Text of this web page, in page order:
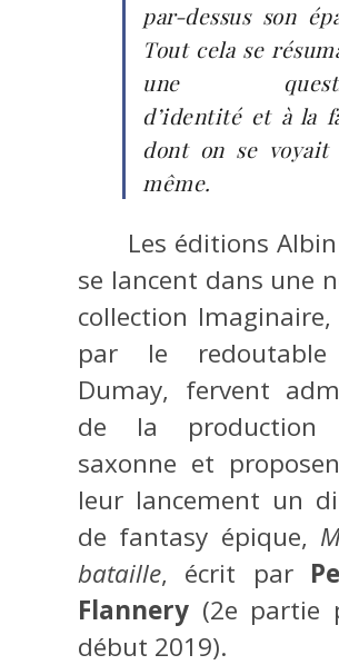
par-dessus son
Tout cela se
une
d’identité et à la
dont on se voyait
même.
Les éditions
se lancent dans une
collection Imaginaire,
par le redoutable
Dumay, fervent
de la production
saxonne et
leur lancement un
de fantasy épique,
bataille, écrit par
Flannery (2e partie
début 2019).